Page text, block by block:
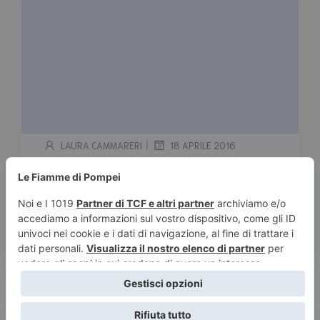
LAURA CAMMARERI | 18 APRILE 2016
Anne Rice
Tempo stimato di lettura:< 1 minuto
Serie Le cronache dei vampiri 1. Intervista col
vampiro 2. Scelti dalle tenebre 3. La regina […]
Leggi tutto